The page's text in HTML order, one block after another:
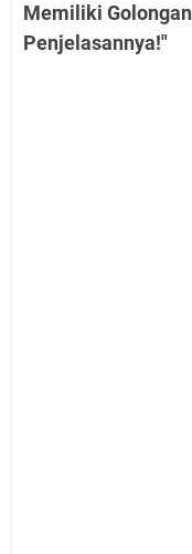
Memiliki
Penjelasannya!"